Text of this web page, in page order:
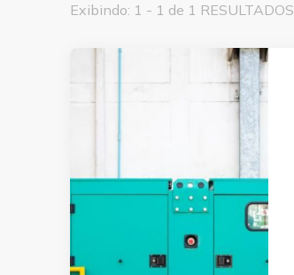
Exibindo: 1 - 1 de 1 RESULTADOS